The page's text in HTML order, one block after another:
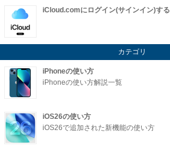
iCloud.comにログイン(サインイン)する
カテゴリ
iPhoneの使い方
iPhoneの使い方解説一覧
iOS26の使い方
iOS26で追加された新機能の使い方